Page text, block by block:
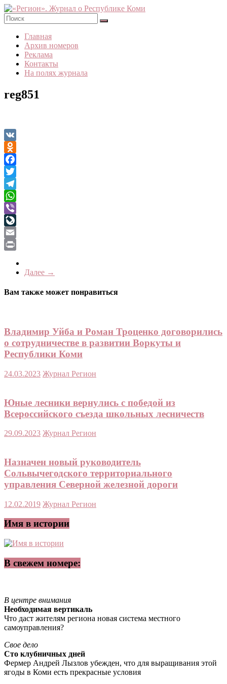
Skip
to
content
«Регион».
Журнал
Республике
Коми
Главная
Архив номеров
Реклама
Контакты
На полях журнала
reg851
VK
Odnoklassniki
Facebook
Twitter
Telegram
WhatsApp
Viber
LiveJournal
Email
Далее →
Вам также может понравиться
Владимир Уйба и Роман Троценко договорились
о сотрудничестве в развитии Воркуты и
Республики Коми
24.03.2023 Журнал Регион
Юные лесники вернулись с победой из
Всероссийского съезда школьных лесничеств
29.09.2023 Журнал Регион
Назначен новый руководитель
Сольвычегодского территориального
управления Северной железной дороги
12.02.2019 Журнал Регион
Имя в истории
В свежем номере:
В центре внимания
Необходимая вертикаль
Что даст жителям региона новая система местного
самоуправления?
Свое дело
Сто клубничных дней
Фермер Андрей Лызлов убежден, что для выращивания этой
ягоды в Коми есть прекрасные условия